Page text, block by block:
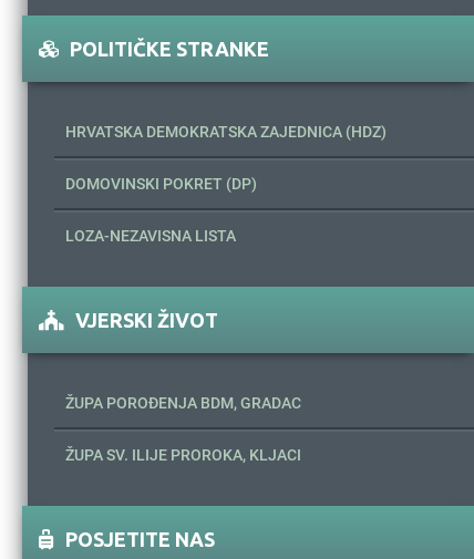
POLITIČKE STRANKE
HRVATSKA DEMOKRATSKA ZAJEDNICA (HDZ)
DOMOVINSKI POKRET (DP)
LOZA-NEZAVISNA LISTA
VJERSKI ŽIVOT
ŽUPA POROĐENJA BDM, GRADAC
ŽUPA SV. ILIJE PROROKA, KLJACI
POSJETITE NAS